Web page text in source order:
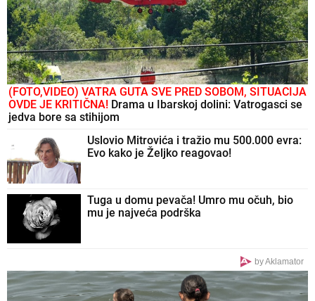
(FOTO,VIDEO) VATRA GUTA SVE PRED SOBOM, SITUACIJA
OVDE JE KRITIČNA! Drama u Ibarskoj dolini: Vatrogasci se
jedva bore sa stihijom
Uslovio Mitrovića i tražio mu 500.000 evra:
Evo kako je Željko reagovao!
Tuga u domu pevača! Umro mu očuh, bio
mu je najveća podrška
by Aklamator